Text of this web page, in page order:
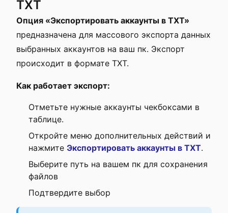
ТХТ
Опция «Экспортировать аккаунты в ТХТ»
предназначена для массового экспорта данных
выбранных аккаунтов на ваш пк. Экспорт
происходит в формате ТХТ.
Как работает экспорт:
Отметьте нужные аккаунты чекбоксами в
таблице.
Откройте меню дополнительных действий и
нажмите Экспортировать аккаунты в ТХТ.
Выберите путь на вашем пк для сохранения
файлов
Подтвердите выбор